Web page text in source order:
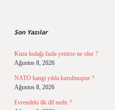
Son Yazılar
Kuzu kulağı fazla yenirse ne olur ?
Ağustos 8, 2026
NATO hangi yılda kurulmuştur ?
Ağustos 8, 2026
Evrendeki ilk dil nedir ?